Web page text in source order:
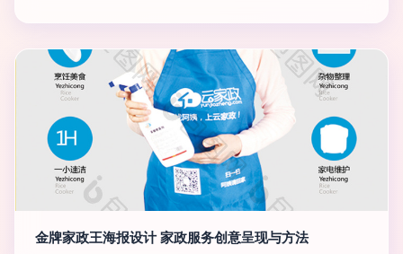
金牌家政王海报设计 家政服务创意呈现与方法